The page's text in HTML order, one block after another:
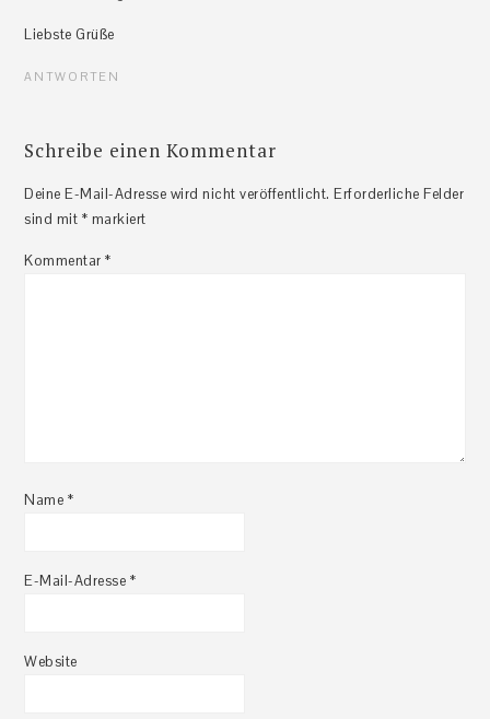
Liebste Grüße
ANTWORTEN
Schreibe einen Kommentar
Deine E-Mail-Adresse wird nicht veröffentlicht. Erforderliche Felder
sind mit * markiert
Kommentar*
Name *
E-Mail-Adresse *
Website